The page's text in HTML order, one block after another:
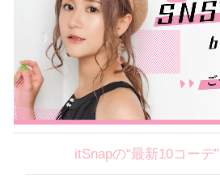
itSnapの“最新10コーデ